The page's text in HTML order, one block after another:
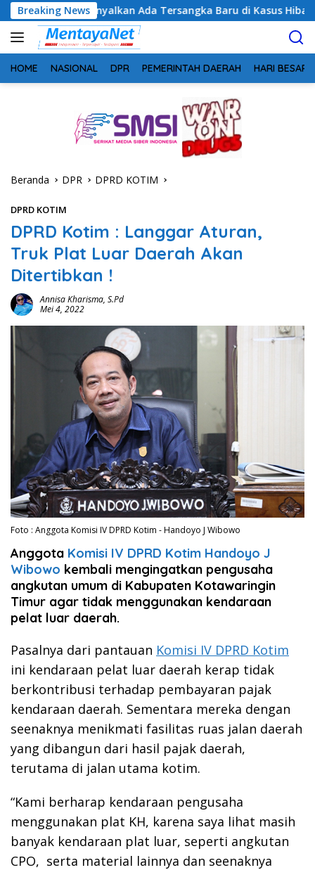
Langsung
ke
konten
Breaking News
Ada Tersangka Baru di Kasus Hibah Rp40 Miliar
HOME NASIONAL DPR PEMERINTAH DAERAH HARI BESAR
Beranda DPR DPRD KOTIM
DPRD KOTIM
DPRD Kotim : Langgar Aturan,
Truk Plat Luar Daerah Akan
Ditertibkan !
Annisa Kharisma, S.Pd
Mei 4, 2022
Foto : Anggota Komisi IV DPRD Kotim - Handoyo J Wibowo
Anggota Komisi IV DPRD Kotim Handoyo J
Wibowo kembali mengingatkan pengusaha
angkutan umum di Kabupaten Kotawaringin
Timur agar tidak menggunakan kendaraan
pelat luar daerah.
Pasalnya dari pantauan Komisi IV DPRD Kotim
ini kendaraan pelat luar daerah kerap tidak
berkontribusi terhadap pembayaran pajak
kendaraan daerah. Sementara mereka dengan
seenaknya menikmati fasilitas ruas jalan daerah
yang dibangun dari hasil pajak daerah,
terutama di jalan utama kotim.
“Kami berharap kendaraan pengusaha
menggunakan plat KH, karena saya lihat masih
banyak kendaraan plat luar, seperti angkutan
CPO, serta material lainnya dan seenaknya